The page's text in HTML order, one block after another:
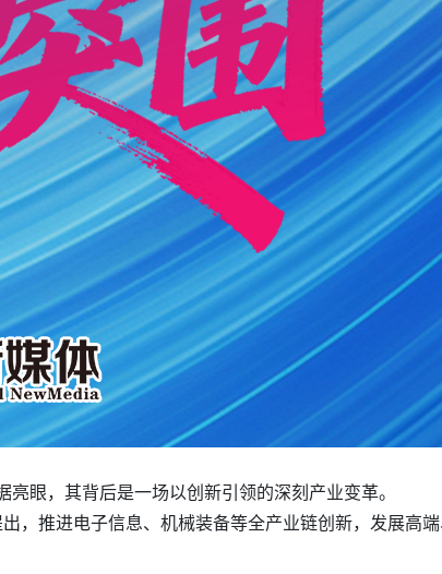
眼，其背后是一场以创新引领的深刻产业变革。
，推进电子信息、机械装备等全产业链创新，发展高端